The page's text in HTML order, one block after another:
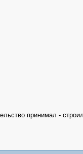
принимал -